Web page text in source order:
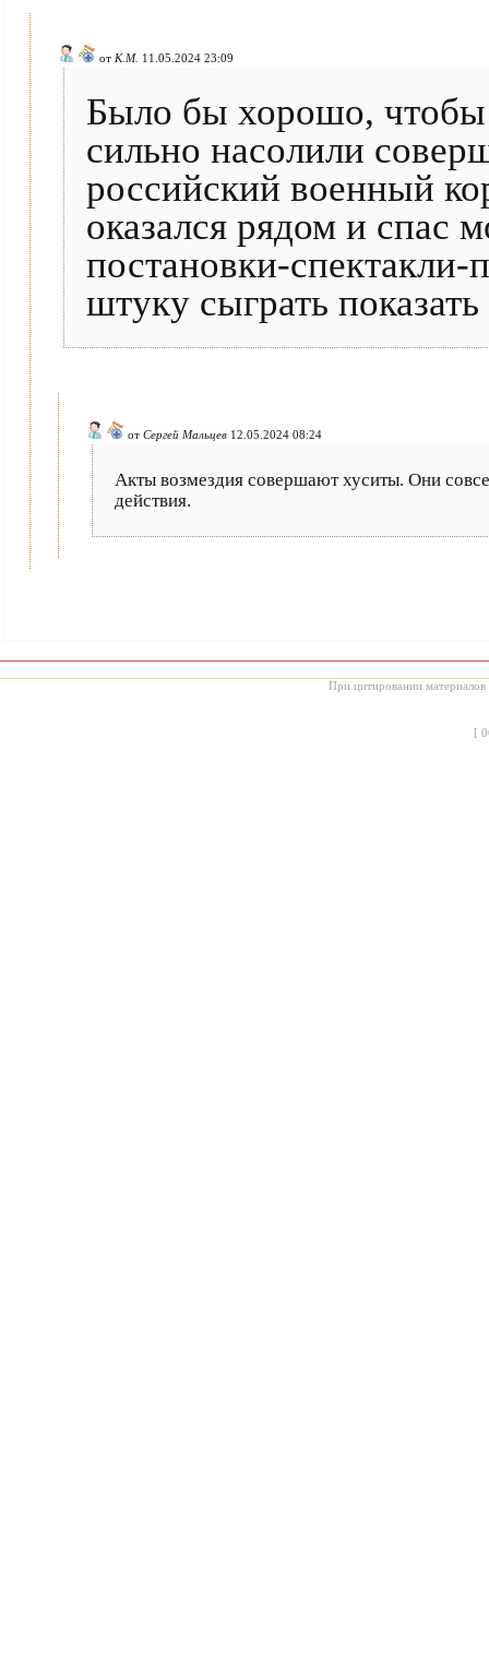
от К.М. 11.05.2024 23:09
Было бы хорошо,
сильно насолили
российский военный
оказался рядом и спас
постановки-
штуку сыграть
от Сергей Мальцев 12.05.2024 08:24
Акты возмездия совершают хуситы. Они
действия.
При цитировании материалов
[